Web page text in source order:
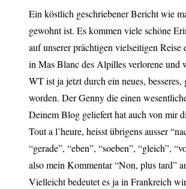
Ein köstlich geschriebener Bericht wie
gewohnt ist. Es kommen viele schöne
auf unserer prächtigen vielseitigen Reise
in Mas Blanc des Alpilles verlorene und
WT ist ja jetzt durch ein neues, besseres,
worden. Der Genny die einen
Deinem Blog geliefert hat auch von mir
Tout a l’heure, heisst übrigens ausser
“gerade”, “eben”, “soeben”, “gleich”,
also mein Kommentar “Non, plus tard”
Vielleicht bedeutet es ja in Frankreich